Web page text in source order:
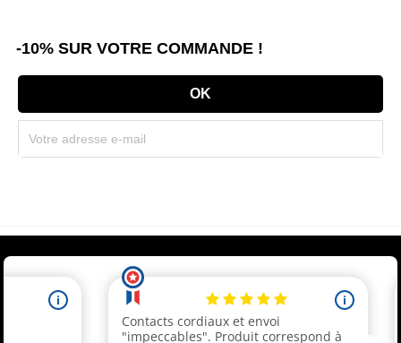
-10% SUR VOTRE COMMANDE !